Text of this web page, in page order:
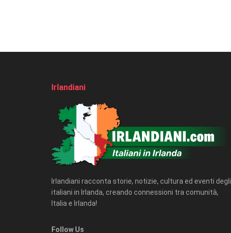
Irlandiani
Irlandiani racconta storie, notizie, cultura ed eventi degli
italiani in Irlanda, creando connessioni tra comunità,
Italia e Irlanda!
Follow Us